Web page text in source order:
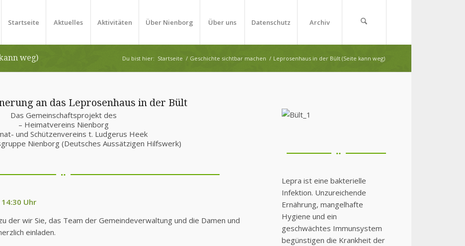
Startseite Aktuelles Aktivitäten Über Nienborg Über uns Datenschutz Archiv
weg) Du bist hier: Startseite / Geschichte sichtbar machen / Leprosenhaus in der Bült (Seite kann weg)
an das Leprosenhaus in der Bült
Das Gemeinschaftsprojekt des
– Heimatvereins Nienborg
und Schützenvereins t. Ludgerus Heek
Nienborg (Deutsches Aussätzigen Hilfswerk)
Uhr
der wir Sie, das Team der Gemeindeverwaltung und die Damen und
einladen.
Lepra ist eine bakterielle
Infektion. Unzureichende
Ernährung, mangelhafte
Hygiene und ein
geschwächtes Immunsystem
begünstigen die Krankheit der